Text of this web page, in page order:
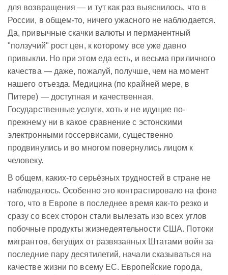
для возвращения — и тут как раз выяснилось, что в
России, в общем-то, ничего ужасного не наблюдается.
Да, привычные скачки валюты и перманентный
"ползучий" рост цен, к которому все уже давно
привыкли. Но при этом еда есть, и весьма приличного
качества — даже, пожалуй, получше, чем на момент
нашего отъезда. Медицина (по крайней мере, в
Питере) — доступная и качественная.
Государственные услуги, хоть и не идущие по-
прежнему ни в какое сравнение с эстонскими
электронными госсервисами, существенно
продвинулись и во многом повернулись лицом к
человеку.
В общем, каких-то серьёзных трудностей в стране не
наблюдалось. Особенно это контрастировало на фоне
того, что в Европе в последнее время как-то резко и
сразу со всех сторон стали вылезать изо всех углов
побочные продукты жизнедеятельности США. Потоки
мигрантов, бегущих от развязанных Штатами войн за
последние пару десятилетий, начали сказываться на
качестве жизни по всему ЕС. Европейские города,